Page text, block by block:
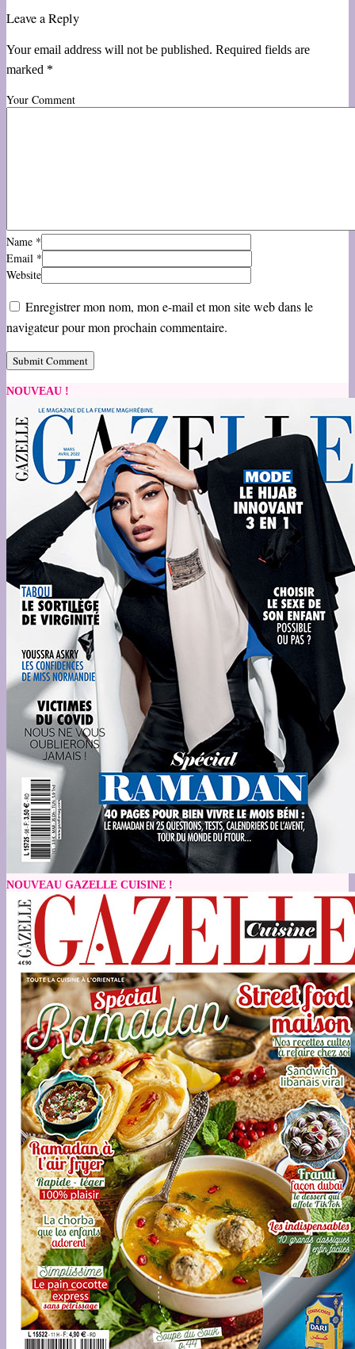
Leave a Reply
Your email address will not be published. Required fields are
marked *
Your Comment
Name *
Email *
Website
Enregistrer mon nom, mon e-mail et mon site web dans le
navigateur pour mon prochain commentaire.
NOUVEAU !
NOUVEAU GAZELLE CUISINE !